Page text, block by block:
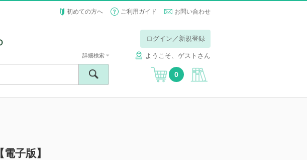
初めての方へ ご利用ガイド お問い合わせ
ログイン／新規登録
ようこそ、ゲストさん
詳細検索
0
子版】